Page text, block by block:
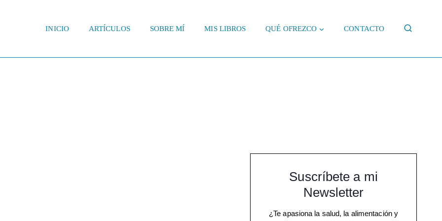
INICIO ARTÍCULOS SOBRE MÍ MIS LIBROS QUÉ OFREZCO CONTACTO
Suscríbete a mi
Newsletter
¿Te apasiona la salud, la alimentación y